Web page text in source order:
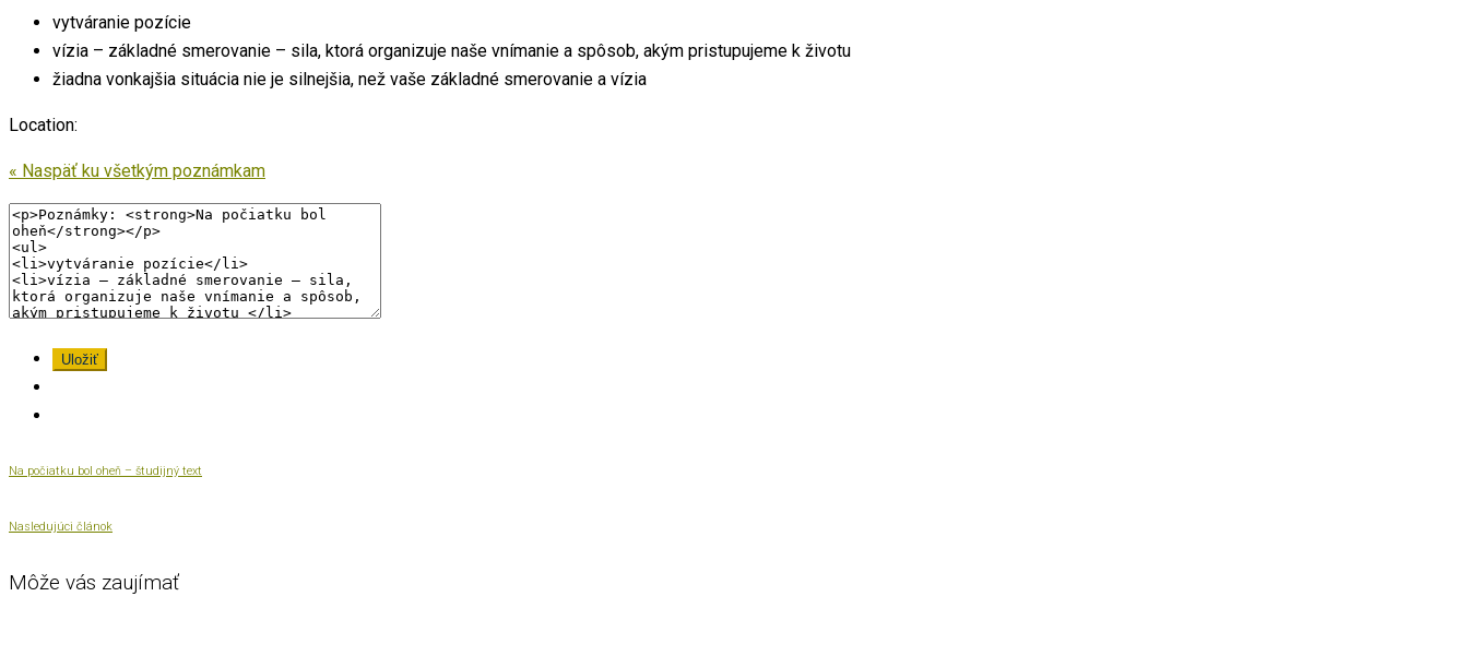
vytváranie pozície
vízia – základné smerovanie – sila, ktorá organizuje naše vnímanie a spôsob, akým pristupujeme k životu
žiadna vonkajšia situácia nie je silnejšia, než vaše základné smerovanie a vízia
Location:
« Naspäť ku všetkým poznámkam
Na počiatku bol oheň – študijný text
Nasledujúci článok
Môže vás zaujímať